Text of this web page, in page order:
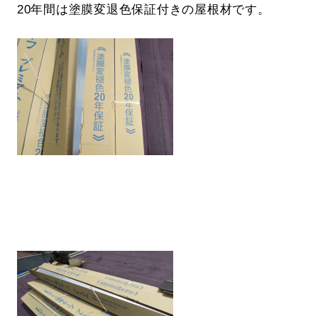
20年間は塗膜変退色保証付きの屋根材です。